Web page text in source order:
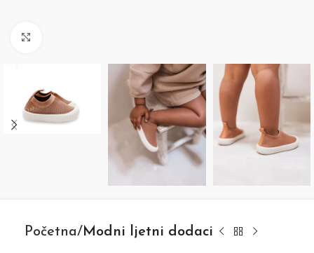
Početna Modni ljetni dodaci